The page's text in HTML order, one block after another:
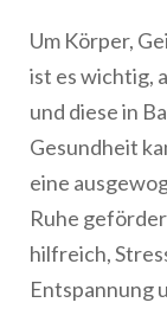
Um Körper,
ist es wichtig,
und diese in
Gesundheit
eine
Ruhe
hilfreich,
Entspannung